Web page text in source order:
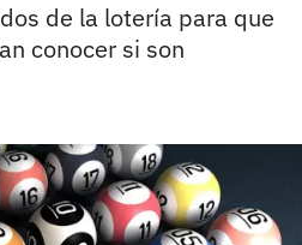
de la lotería para que
conocer si son